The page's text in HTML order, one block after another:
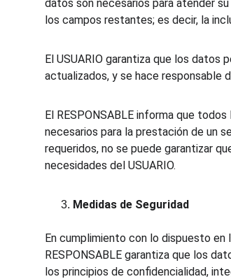
datos son necesarios para atender
los campos restantes; es decir, la
El USUARIO garantiza que los datos
actualizados, y se hace responsable
El RESPONSABLE informa que
necesarios para la prestación de un
requeridos, no se puede garantizar
necesidades del USUARIO.
Medidas de Seguridad
En cumplimiento con lo dispuesto en
RESPONSABLE garantiza que los
los principios de confidencialidad,